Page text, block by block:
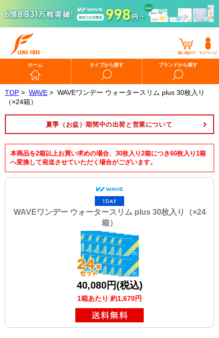
ホーム タイプから探す ブランドから探す
TOP > WAVE > WAVEワンデー ウォータースリム plus 30枚入り
（×24箱）
夏季（お盆）期間中の出荷と営業について
本商品を2箱以上お買い求めの場合、30枚入り2箱につき60枚入り1箱
へ変換して発送させていただく場合がございます。
WAVEワンデー ウォータースリム plus 30枚入り（×24
箱）
40,080円(税込)
1箱あたり 約1,670円